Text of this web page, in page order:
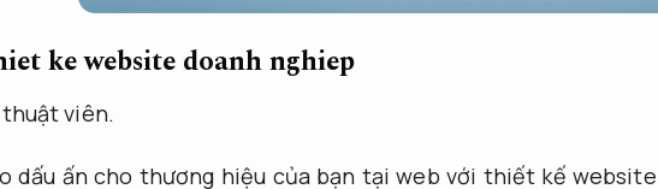
ke website doanh nghiep
thuật viên.
dấu ấn cho thương hiệu của bạn tại web với thiết kế